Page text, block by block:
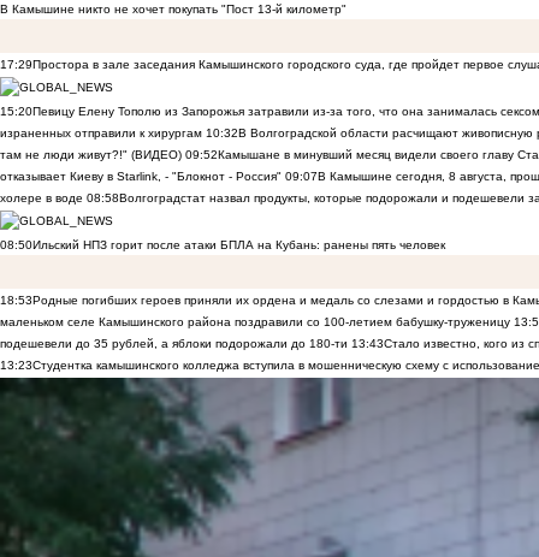
В Камышине никто не хочет покупать "Пост 13-й километр"
17:29Простора в зале заседания Камышинского городского суда, где пройдет первое
15:20Певицу Елену Тополю из Запорожья затравили из-за того, что она занималась
израненных отправили к хирургам 10:32В Волгоградской области расчищают
там не люди живут?!" (ВИДЕО) 09:52Камышане в минувший месяц видели своего главу
отказывает Киеву в Starlink, - "Блокнот - Россия" 09:07В Камышине сегодня, 8 августа,
холере в воде 08:58Волгоградстат назвал продукты, которые подорожали и подешевели
08:50Ильский НПЗ горит после атаки БПЛА на Кубань: ранены пять человек
18:53Родные погибших героев приняли их ордена и медаль со слезами и гордостью в
маленьком селе Камышинского района поздравили со 100-летием бабушку-труженицу
подешевели до 35 рублей, а яблоки подорожали до 180-ти 13:43Стало известно, кого из
13:23Студентка камышинского колледжа вступила в мошенническую схему с